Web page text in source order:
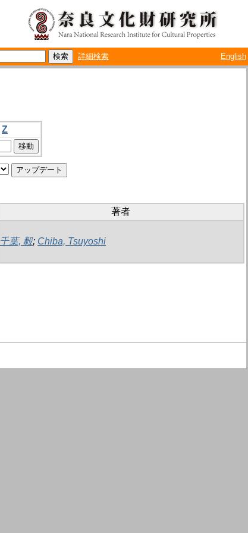
詳細検索 English
Z
著者
千葉, 毅; Chiba, Tsuyoshi